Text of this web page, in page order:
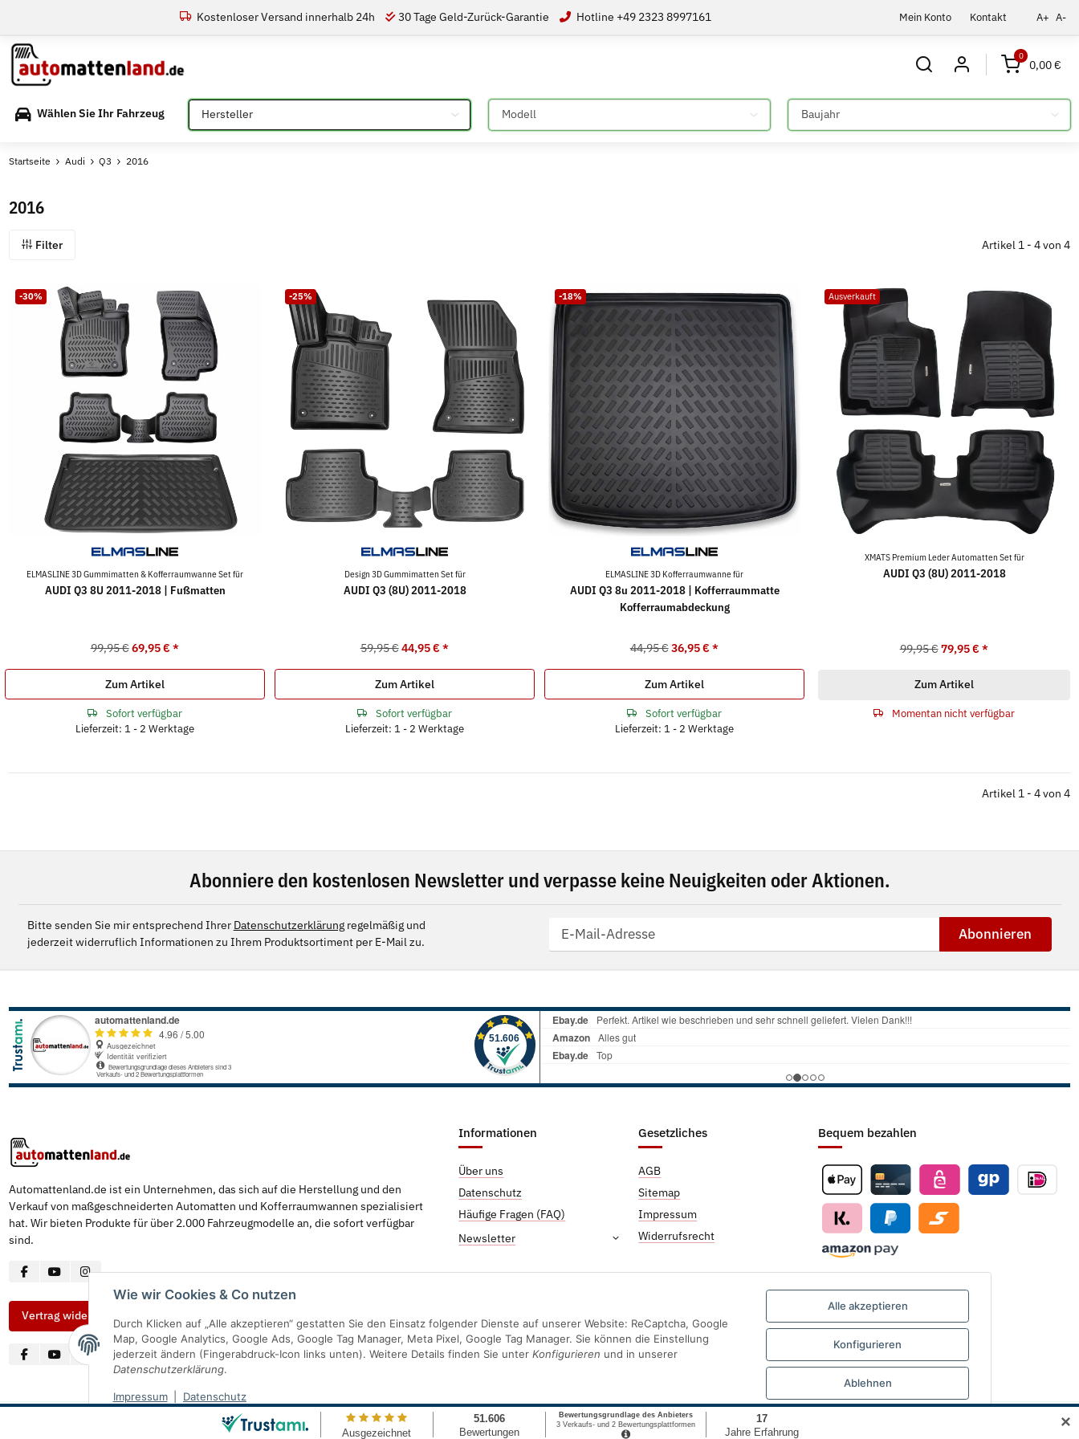
Wie wir Cookies & Co nutzen
Durch Klicken auf „Alle akzeptieren“ gestatten Sie den Einsatz folgender Dienste auf unserer Website: ReCaptcha, Google
Map, Google Analytics, Google Ads, Google Tag Manager, Meta Pixel, Google Tag Manager. Sie können die Einstellung
jederzeit ändern (Fingerabdruck-Icon links unten). Weitere Details finden Sie unter Konfigurieren und in unserer
Datenschutzerklärung.
Impressum Datenschutz
Alle akzeptieren
Konfigurieren
Ablehnen
Mein Konto Kontakt A+ A-
Kostenloser Versand innerhalb 24h 30 Tage Geld-Zurück-Garantie Hotline +49 2323 8997161
0
0,00 €
Wählen Sie Ihr Fahrzeug Bitte auswählen Bitte auswählen Bitte auswählen
Startseite Audi Q3 2016
2016
Filter Artikel 1 - 4 von 4
-30%
ELMASLINE 3D Gummimatten & Kofferraumwanne Set für
AUDI Q3 8U 2011-2018 | Fußmatten
99,95 € 69,95 €*
Zum Artikel
Sofort verfügbar
Lieferzeit: 1 - 2 Werktage
-25%
Design 3D Gummimatten Set für
AUDI Q3 (8U) 2011-2018
59,95 € 44,95 €*
Zum Artikel
Sofort verfügbar
Lieferzeit: 1 - 2 Werktage
-18%
ELMASLINE 3D Kofferraumwanne für
AUDI Q3 8u 2011-2018 | Kofferraummatte
Kofferraumabdeckung
44,95 € 36,95 €*
Zum Artikel
Sofort verfügbar
Lieferzeit: 1 - 2 Werktage
Ausverkauft
XMATS Premium Leder Automatten Set für
AUDI Q3 (8U) 2011-2018
99,95 € 79,95 €*
Zum Artikel
Momentan nicht verfügbar
Artikel 1 - 4 von 4
Abonniere den kostenlosen Newsletter und verpasse keine Neuigkeiten oder Aktionen.
Bitte senden Sie mir entsprechend Ihrer Datenschutzerklärungregelmäßig und
jederzeit widerruflich Informationen zu Ihrem Produktsortiment per E-Mail zu.
Abonnieren
Automattenland.de ist ein Unternehmen, das sich auf die Herstellung und den
Verkauf von maßgeschneiderten Automatten und Kofferraumwannen spezialisiert
hat. Wir bieten Produkte für über 2.000 Fahrzeugmodelle an, die sofort verfügbar
sind.
Informationen
Über uns
Datenschutz
Häufige Fragen (FAQ)
Newsletter
Gesetzliches
AGB
Sitemap
Impressum
Widerrufsrecht
Bequem bezahlen
Vertrag widerrufen
* Alle Preise inkl. gesetzlicher USt., inkl.Versand ✕